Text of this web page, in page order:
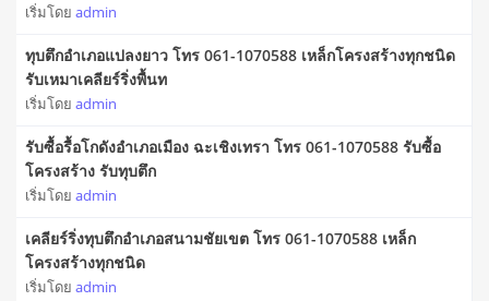
เริ่มโดย admin
ทุบตึกอำเภอแปลงยาว โทร 061-1070588 เหล็กโครงสร้างทุกชนิด
รับเหมาเคลียร์ริ่งพื้นท
เริ่มโดย admin
รับซื้อรื้อโกดังอำเภอเมือง ฉะเชิงเทรา โทร 061-1070588 รับซื้อ
โครงสร้าง รับทุบตึก
เริ่มโดย admin
เคลียร์ริ่งทุบตึกอำเภอสนามชัยเขต โทร 061-1070588 เหล็ก
โครงสร้างทุกชนิด
เริ่มโดย admin